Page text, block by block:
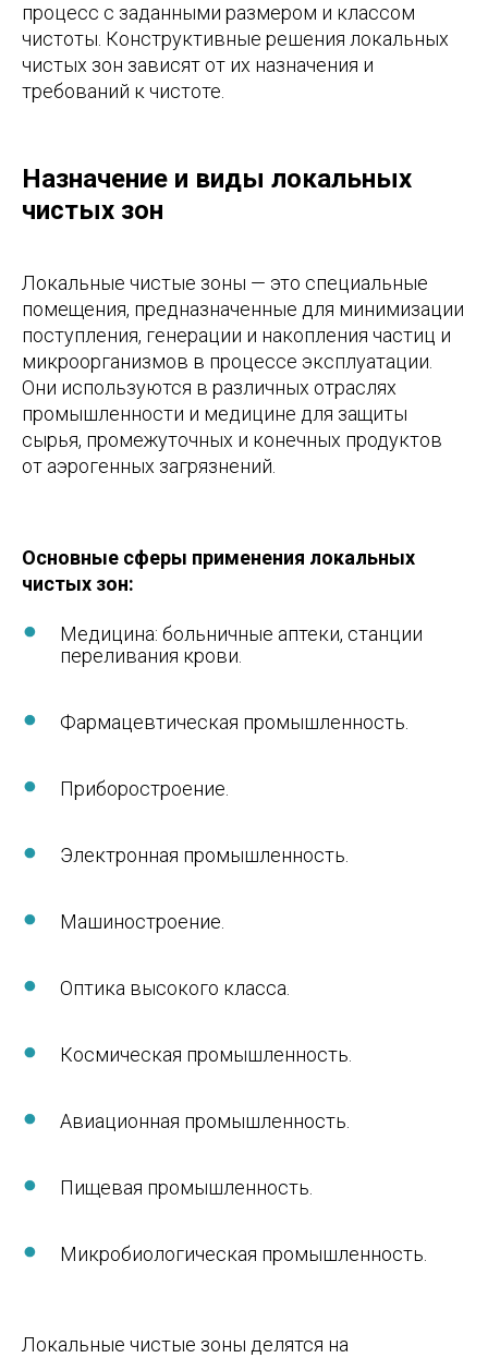
процесс с заданными размером и классом
чистоты. Конструктивные решения локальных
чистых зон зависят от их назначения и
требований к чистоте.
Назначение и виды локальных
чистых зон
Локальные чистые зоны — это специальные
помещения, предназначенные для минимизации
поступления, генерации и накопления частиц и
микроорганизмов в процессе эксплуатации.
Они используются в различных отраслях
промышленности и медицине для защиты
сырья, промежуточных и конечных продуктов
от аэрогенных загрязнений.
Основные сферы применения локальных
чистых зон:
Медицина: больничные аптеки, станции
переливания крови.
Фармацевтическая промышленность.
Приборостроение.
Электронная промышленность.
Машиностроение.
Оптика высокого класса.
Космическая промышленность.
Авиационная промышленность.
Пищевая промышленность.
Микробиологическая промышленность.
Локальные чистые зоны делятся на